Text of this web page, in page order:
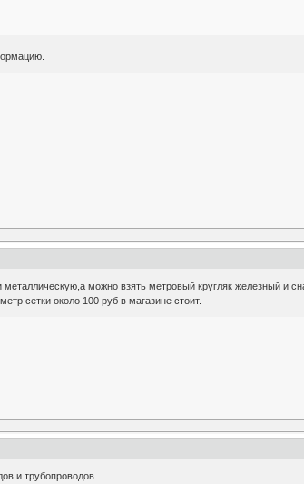
можно взять метровый кругляк железный и
сетки около 100 руб в магазине стоит.
и трубопроводов...